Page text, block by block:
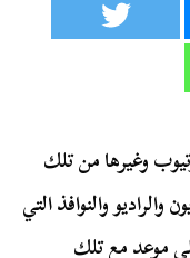
وغيرها من تلك
والراديو والنوافذ التي
موعد مع تلك